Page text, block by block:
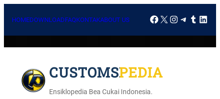
HOMEDOWNLOADFAQKONTAKABOUT US
CUSTOMSPEDIA
Ensiklopedia Bea Cukai Indonesia.